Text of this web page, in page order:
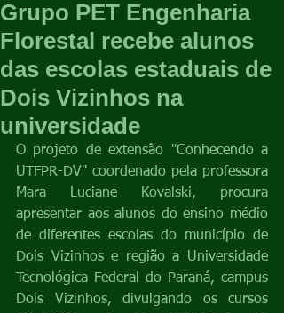
Grupo PET Engenharia
Florestal recebe alunos
das escolas estaduais de
Dois Vizinhos na
universidade
O projeto de extensão "Conhecendo a
UTFPR-DV" coordenado pela professora
Mara Luciane Kovalski, procura
apresentar aos alunos do ensino médio
de diferentes escolas do município de
Dois Vizinhos e região a Universidade
Tecnológica Federal do Paraná, campus
Dois Vizinhos, divulgando os cursos